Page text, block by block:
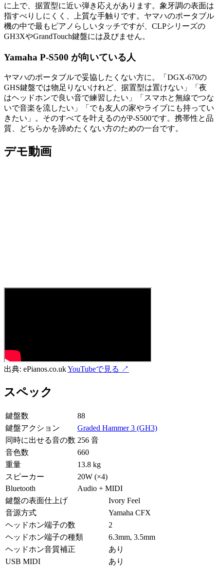
に上で、据置型に近い弾き応えがあります。象牙調の表面は
指すべりしにくく、上質な手触りです。ヤマハのポータブル
機の中で最もピアノらしいタッチですが、CLPシリーズの
GH3XやGrandTouch鍵盤には及びません。
Yamaha P-S500 が向いている人
ヤマハのポータブルで妥協したくない方に。「DGX-670の
GHS鍵盤では物足りないけれど、据置型は置けない」「夜
はヘッドホンで良い音で練習したい」「スマホと無線でつな
いで音楽を流したい」「でも友人の家やライブにも持ってい
きたい」。そのすべてを叶えるのがP-S500です。携帯性と品
質、どちらかを諦めたくない方のための一台です。
デモ動画
出典: ePianos.co.ukYouTubeで見る ↗
スペック
鍵盤数
88
鍵盤アクション
Graded Hammer 3 (GH3)
同時に出せる音の数 256 音
音色数
660
重量
13.8 kg
スピーカー
20W (×4)
Bluetooth
Audio + MIDI
鍵盤の表面仕上げ
Ivory Feel
音源方式
Yamaha CFX
ヘッドホン端子の数
2
ヘッドホン端子の種類
6.3mm, 3.5mm
ヘッドホン音質補正
あり
USB MIDI
あり